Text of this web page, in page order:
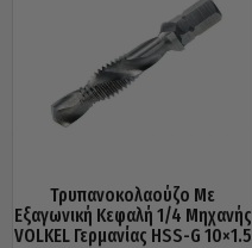
Τρυπανοκολαούζο Με
Εξαγωνική Κεφαλή 1/4 Μηχανής
VOLKEL Γερμανίας HSS-G 10×1.5